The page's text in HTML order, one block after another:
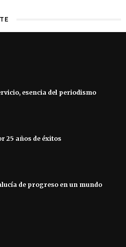
esencia del periodismo
25 años de éxitos
de progreso en un mundo